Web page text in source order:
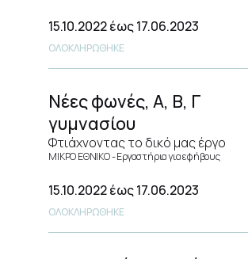
15.10.2022έως 17.06.2023
ΟΛΟΚΛΗΡΩΘΗΚΕ
15.10.2022έως 17.06.2023
ΟΛΟΚΛΗΡΩΘΗΚΕ
Νέες φωνές, Α, Β, Γ
γυμνασίου
Φτιάχνοντας το δικό μας έργο
ΜΙΚΡΟ ΕΘΝΙΚΟ Εργαστήρια για εφήβους